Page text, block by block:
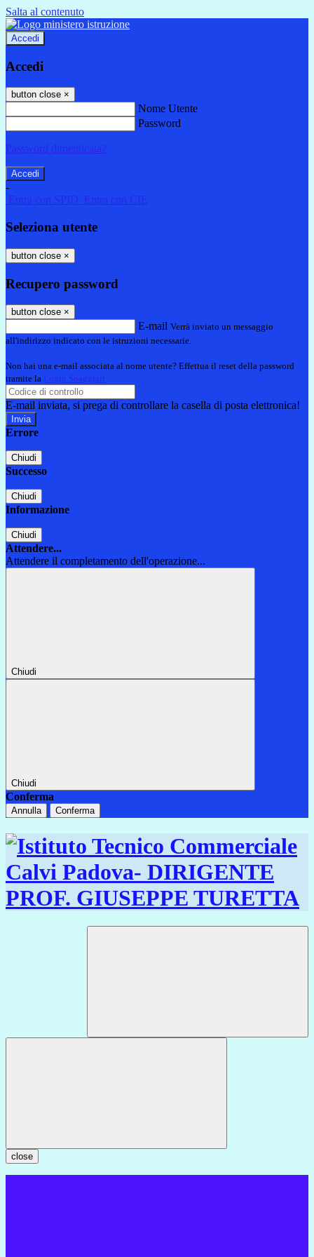
Salta al contenuto
Accedi
Accedi
button close ×
Nome Utente
Password
Password dimenticata?
-
Entra con SPID
Entra con CIE
Seleziona utente
button close ×
Recupero password
button close ×
E-mail Verrà inviato un messaggio
all'indirizzo indicato con le istruzioni necessarie.
Non hai una e-mail associata al nome utente? Effettua il reset della password
tramite la Login Spaggiari
E-mail inviata, si prega di controllare la casella di posta elettronica!
Errore
Chiudi
Successo
Chiudi
Informazione
Chiudi
Attendere...
Attendere il completamento dell'operazione...
Chiudi
Chiudi
Conferma
Annulla Conferma
close